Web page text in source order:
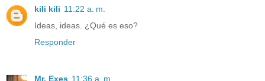
kili kili 11:22 a. m.
Ideas, ideas. ¿Qué es eso?
Responder
Mr. Exes 11:36 a. m.